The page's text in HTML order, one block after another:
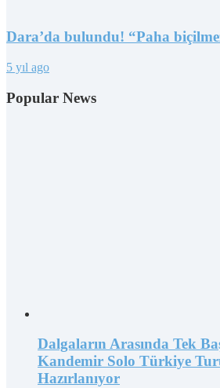
Dara’da bulundu! “Paha
5 yıl ago
Popular News
Dalgaların Arasında Tek
Kandemir Solo Türkiye
Hazırlanıyor